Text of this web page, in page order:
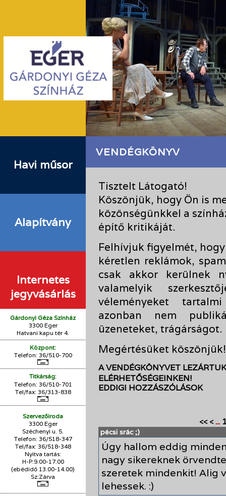
Havi műsor
Alapítvány
Internetes
jegyvásárlás
Gárdonyi Géza Színház
3300 Eger
Hatvani kapu tér 4.
Központ:
Telefon: 36/510-700
Titkárság:
Telefon: 36/510-701
Tel/fax: 36/313-838
Szervezőiroda
3300 Eger
Széchenyi u. 5.
Telefon: 36/518-347
Tel/fax: 36/518-348
Nyitva tartás:
H-P:9.00-17.00
(ebédidő 13.00-14.00)
Sz:Zárva
VENDÉGKÖNYV
Tisztelt Látogató!
Köszönjük, hogy Ön is
közönségünkkel a
építő kritikáját.
Felhívjuk figyelmét,
kéretlen reklámok,
csak akkor kerülnek
valamelyik
véleményeket
azonban nem
üzeneteket, trágárságot.
Megértésüket köszönjük!
A VENDÉGKÖNYVET
ELÉRHETŐSÉGEINKEN!
EDDIGI HOZZÁSZÓLÁSOK
<< < ...
pécsi srác ;)
Úgy hallom eddig
nagy sikereknek
szeretek mindenkit! Alig
lehessek. :)